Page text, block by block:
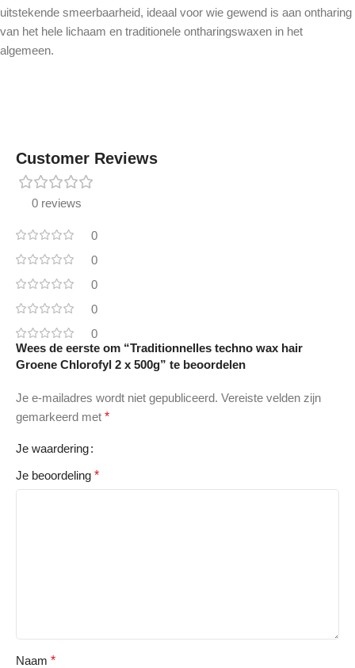
uitstekende smeerbaarheid, ideaal voor wie gewend is aan ontharing
van het hele lichaam en traditionele ontharingswaxen in het
algemeen.
Customer Reviews
0 reviews
0
0
0
0
0
Wees de eerste om “Traditionnelles techno wax hair
Groene Chlorofyl 2 x 500g” te beoordelen
Je e-mailadres wordt niet gepubliceerd. Vereiste velden zijn
gemarkeerd met *
Je waardering
Je beoordeling *
Naam *